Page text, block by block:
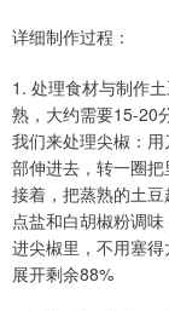
详细制作过程：
1. 处理食材与制作
熟，大约需要15-20
我们来处理尖椒：
部伸进去，转一圈把
接着，把蒸熟的土
点盐和白胡椒粉调
进尖椒里，不用塞得
展开剩余88%